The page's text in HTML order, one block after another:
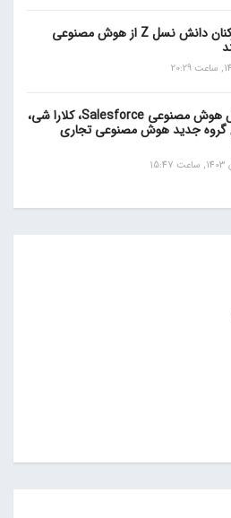
تقریباً تمام کارکنان دانش نسل Z از هوش مصنوعی
متا مدیر بخش هوش مصنوعی Salesforce، کلارا شی،
گروه جدید هوش مصنوعی تجاری